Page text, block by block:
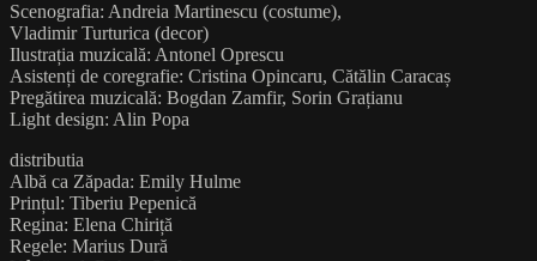
Scenografia: Andreia Martinescu (costume),
Vladimir Turturica (decor)
Ilustrația muzicală: Antonel Oprescu
Asistenți de coregrafie: Cristina Opincaru, Cătălin Caracaș
Pregătirea muzicală: Bogdan Zamfir, Sorin Grațianu
Light design: Alin Popa
distributia
Albă ca Zăpada: Emily Hulme
Prințul: Tiberiu Pepenică
Regina: Elena Chiriță
Regele: Marius Dură